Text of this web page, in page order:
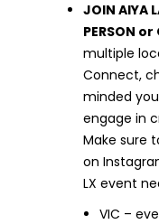
JOIN AIYA
PERSON or
multiple
Connect,
minded
engage in
Make sure
on
LX event
VIC –